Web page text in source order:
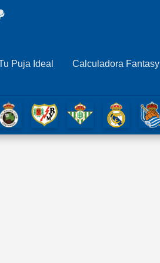
Puja Ideal Calculadora Fantasy